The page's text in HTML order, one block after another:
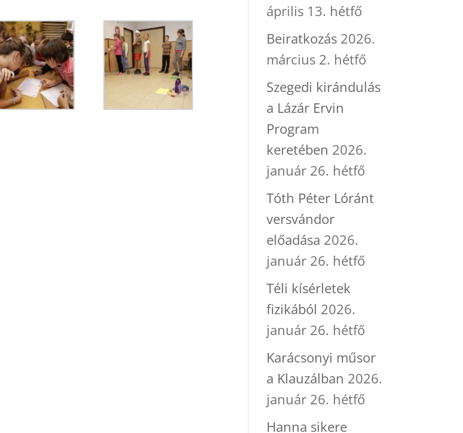
április 13. hétfő
Beiratkozás 2026.
március 2. hétfő
Szegedi kirándulás
a Lázár Ervin
Program
keretében 2026.
január 26. hétfő
Tóth Péter Lóránt
versvándor
előadása 2026.
január 26. hétfő
Téli kísérletek
fizikából 2026.
január 26. hétfő
Karácsonyi műsor
a Klauzálban 2026.
január 26. hétfő
Hanna sikere